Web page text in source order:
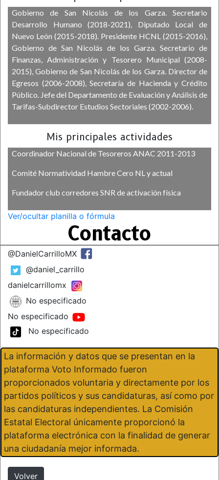
Gobierno de San Nicolás de los Garza. Secretario
Desarrollo Humano (2018-2021), Diputado Local de
Nuevo León (2015-2018). Presidente HCNL (2015-2016),
Gobierno de San Nicolás de los Garza. Secretario de
Finanzas, Administración y Tesorero Municipal (2008-
2015), Gobierno de San Nicolás de los Garza. Director de
Egresos (2006-2008), Secretaría de Hacienda y Crédito
Público. Jefe del Departamento de Evaluación y Análisis de
Tarifas-Subdirector Estudios Sectoriales (2002-2006).
Mis principales actividades
Coordinador Nacional de Tesoreros ANAC 2011-2013
Comité Normatividad Hambre Cero NL y actual
Fundador club corredores SNR de activación física
Ver/ocultar planilla o fórmula
Contacto
@DanielCarrilloMX
@daniel_carrillo
danielcarrillomx
No especificado
No especificado
No especificado
La información y datos que se presentan en la
plataforma Voto Informado fueron
proporcionados voluntaria y directamente por los
partidos políticos y sus candidaturas, así como por
las candidaturas independientes. La Comisión
Estatal Electoral únicamente proporcionó la
plataforma electrónica con la finalidad de generar
una ciudadanía mejor informada.
Volver